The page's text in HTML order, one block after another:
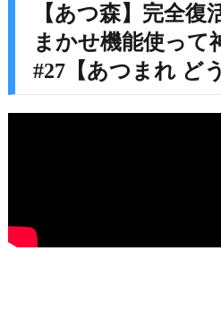
【あつ森】完全復
まかせ機能使って
#27【あつまれ ど